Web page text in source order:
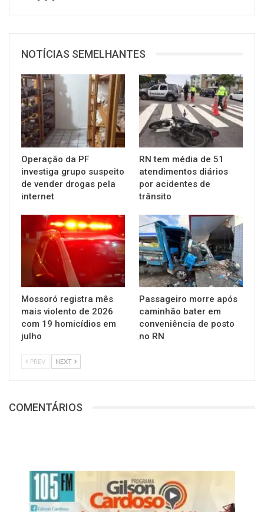
NOTÍCIAS SEMELHANTES
Operação da PF
investiga grupo suspeito
de vender drogas pela
internet
RN tem média de 51
atendimentos diários
por acidentes de
trânsito
Mossoró registra mês
mais violento de 2026
com 19 homicídios em
julho
Passageiro morre após
caminhão bater em
conveniência de posto
no RN
PREV NEXT
COMENTÁRIOS